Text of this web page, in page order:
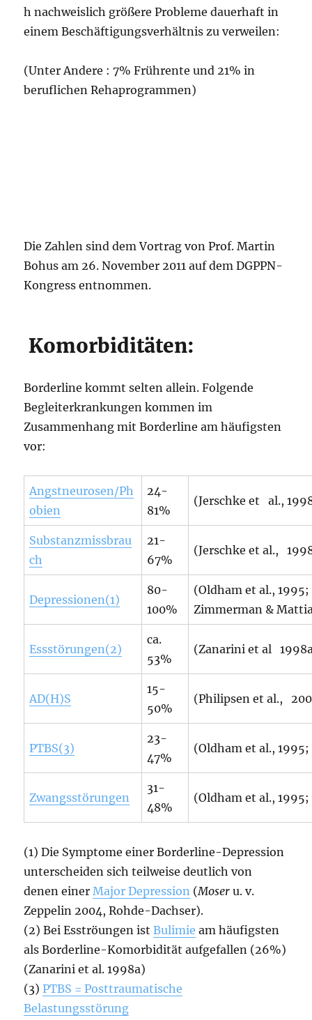
h nachweislich größere Probleme dauerhaft in
einem Beschäftigungsverhältnis zu verweilen:
(Unter Andere : 7% Frührente und 21% in
beruflichen Rehaprogrammen)
Die Zahlen sind dem Vortrag von Prof. Martin
Bohus am 26. November 2011 auf dem DGPPN-
Kongress entnommen.
Komorbiditäten:
Borderline kommt selten allein. Folgende
Begleiterkrankungen kommen im
Zusammenhang mit Borderline am häufigsten
vor:
Angstneurosen/Ph
obien
24-
81%
(Jerschke et al.,
Substanzmissbrau
ch
21-
67%
(Jerschke et al.,
Depressionen(1)
80-
100%
(Oldham et al.,
Zimmerman &
Essstörungen(2)
ca.
53%
(Zanarini et al
AD(H)S
15-
50%
(Philipsen et al.,
PTBS(3)
23-
47%
(Oldham et al.,
Zwangsstörungen
31-
48%
(Oldham et al.,
(1) Die Symptome einer Borderline-Depression
unterscheiden sich teilweise deutlich von
denen einerMajor Depression (Moser u. v.
Zeppelin 2004, Rohde-Dachser).
(2) Bei Esströungen istBulimie am häufigsten
als Borderline-Komorbidität aufgefallen (26%)
(Zanarini et al. 1998a)
(3)PTBS = Posttraumatische
Belastungsstörung